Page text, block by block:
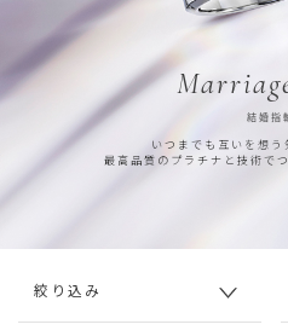
結婚指
いつまでも互いを想
最高品質のプラチナと技術で
絞り込み